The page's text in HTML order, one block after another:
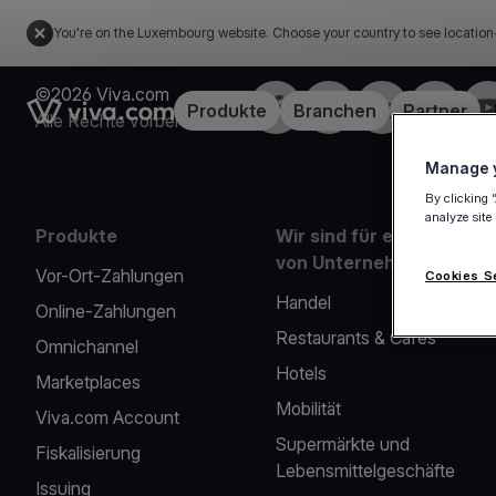
You're on the Luxembourg website. Choose your country to see
Link to the homepageProdukte Branchen Partner
©2026 Viva.com
Alle Rechte vorbehalten
Facebook
X LinkedInInstagram
Produkte
Vor-Ort-Zahlungen
Online-Zahlungen
Omnichannel
Marketplaces
Viva.com Account
Fiskalisierung
Issuing
Wir sind für eine Reihe
von Unternehmen da
Handel
Restaurants & Cafés
Hotels
Mobilität
Supermärkte und
Lebensmittelgeschäfte
Manage
By clicking
analyze
Cookies